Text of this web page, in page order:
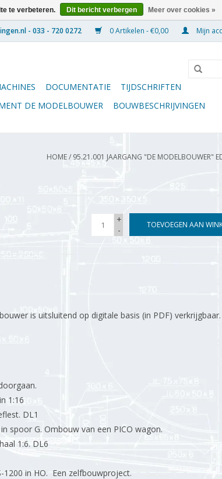
0 Artikelen - €0,00 Mijn
DOCUMENTATIE
TIJDSCHRIFTEN
DE MODELBOUWER BOUWBESCHRIJVINGEN
HOME/ 95.21.001 JAARGANG "DE MODELBOUWER"
+
-
TOEVOEGEN AAN
is uitsluitend op digitale basis (in PDF) verkrijgbaar.
1:16
DL1
spoor G. Ombouw van een PICO wagon.
1:6. DL6
1200 in HO. Een zelfbouwproject.
te verbeteren. Dit bericht verbergen Meer over cookies »